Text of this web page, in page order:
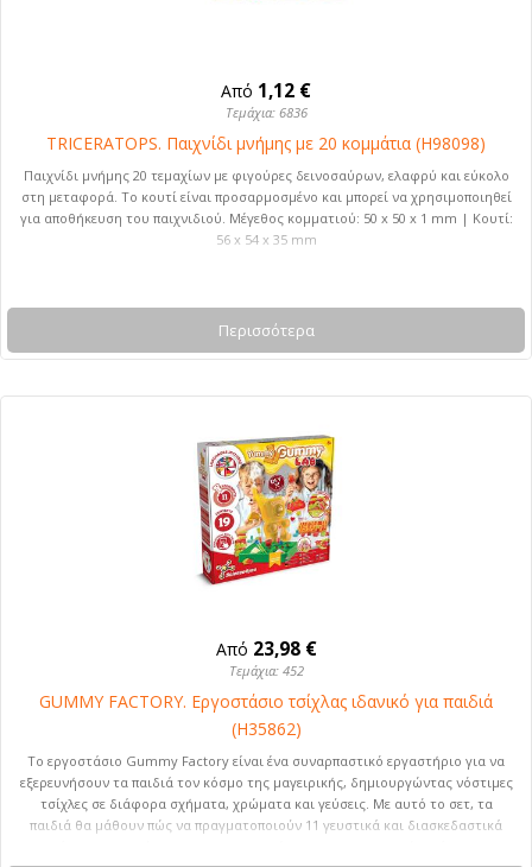
Από 1,12 €
Τεμάχια: 6836
TRICERATOPS. Παιχνίδι μνήμης με 20 κομμάτια (H98098)
Παιχνίδι μνήμης 20 τεμαχίων με φιγούρες δεινοσαύρων, ελαφρύ και εύκολο
στη μεταφορά. Το κουτί είναι προσαρμοσμένο και μπορεί να χρησιμοποιηθεί
για αποθήκευση του παιχνιδιού. Μέγεθος κομματιού: 50 x 50 x 1 mm | Κουτί:
56 x 54 x 35 mm
Περισσότερα
Από 23,98 €
Τεμάχια: 452
GUMMY FACTORY. Εργοστάσιο τσίχλας ιδανικό για παιδιά
(H35862)
Το εργοστάσιο Gummy Factory είναι ένα συναρπαστικό εργαστήριο για να
εξερευνήσουν τα παιδιά τον κόσμο της μαγειρικής, δημιουργώντας νόστιμες
τσίχλες σε διάφορα σχήματα, χρώματα και γεύσεις. Με αυτό το σετ, τα
παιδιά θα μάθουν πώς να πραγματοποιούν 11 γευστικά και διασκεδαστικά